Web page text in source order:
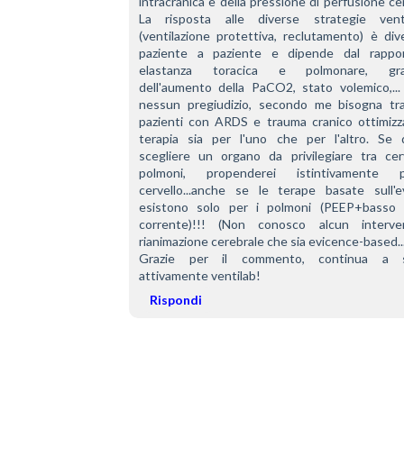
La risposta alle diverse strategie
(ventilazione protettiva, reclutamento) è
paziente a paziente e dipende dal
elastanza toracica e polmonare,
dell'aumento della PaCO2, stato
nessun pregiudizio, secondo me bisogna
pazienti con ARDS e trauma cranico
terapia sia per l'uno che per l'altro. Se
scegliere un organo da privilegiare tra
polmoni, propenderei
cervello...anche se le terape basate
esistono solo per i polmoni (PEEP+basso
corrente)!!! (Non conosco alcun
rianimazione cerebrale che sia evicence-
Grazie per il commento, continua a
attivamente ventilab!
Rispondi